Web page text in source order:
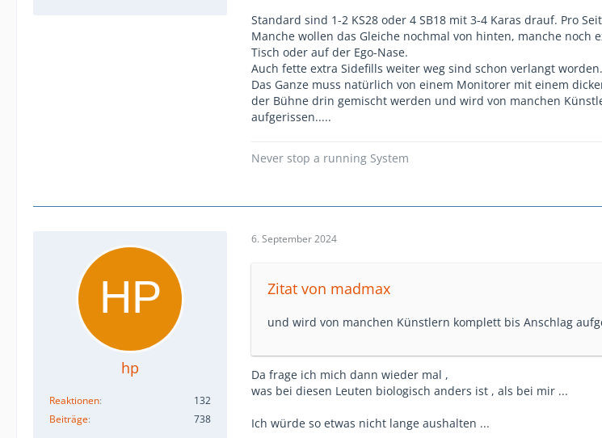
Standard sind 1-2 KS28 oder 4 SB18 mit 3-4 Karas drauf. Pro
Manche wollen das Gleiche nochmal von hinten, manche noch
Tisch oder auf der Ego-Nase.
Auch fette extra Sidefills weiter weg sind schon verlangt worden.
Das Ganze muss natürlich von einem Monitorer mit einem
der Bühne drin gemischt werden und wird von manchen
aufgerissen.....
Never stop a running System
hp
Reaktionen
132
Beiträge
738
6. September 2024
Zitat von madmax
und wird von manchen Künstlern komplett bis Anschlag
Da frage ich mich dann wieder mal ,
was bei diesen Leuten biologisch anders ist , als bei mir ...
Ich würde so etwas nicht lange aushalten ...